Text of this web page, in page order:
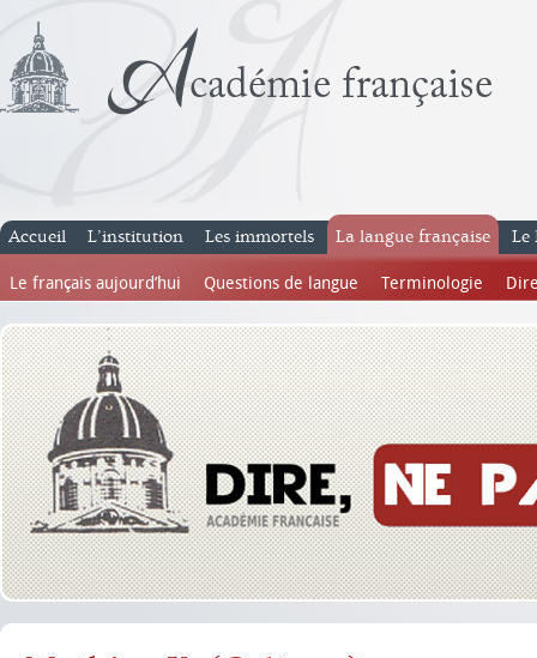
Accueil L’institution Les immortels La langue française
Le français aujourd’hui Questions de langue Terminologie
Le